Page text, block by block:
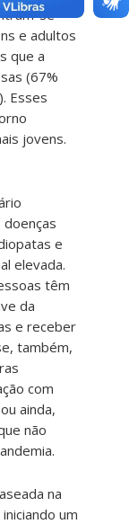
se
e adultos
que a
(67%
Esses
jovens.
e
elevada.
têm
da
e receber
também,
com
ainda,
não
na
um